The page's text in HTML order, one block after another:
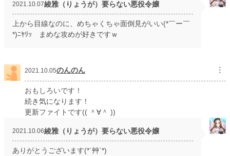
2021.10.07綾雅（りょうが）要らない悪役令嬢
上から目線なのに、めちゃくちゃ面倒見がいい(*￣ー￣
*)ﾆﾔﾘｯ まめな攻めが好きですｗ
2021.10.05のんのん ︙
おもしろいです！
続き気になります！
更新ファイトです(( ＾∀＾ ))
2021.10.06綾雅（りょうが）要らない悪役令嬢
ありがとうございます(*´艸`*)